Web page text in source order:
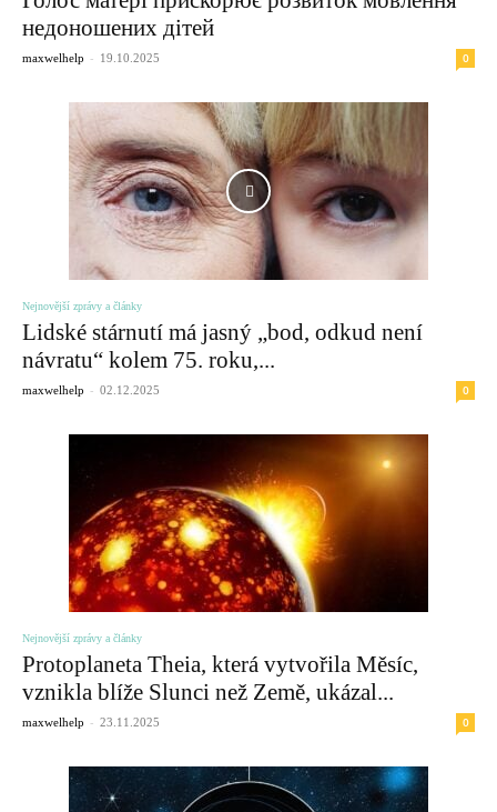
недоношених дітей
maxwelhelp - 19.10.2025 0
Nejnovější zprávy a články
Lidské stárnutí má jasný „bod, odkud není
návratu“ kolem 75. roku,...
maxwelhelp - 02.12.2025 0
Nejnovější zprávy a články
Protoplaneta Theia, která vytvořila Měsíc,
vznikla blíže Slunci než Země, ukázal...
maxwelhelp - 23.11.2025 0